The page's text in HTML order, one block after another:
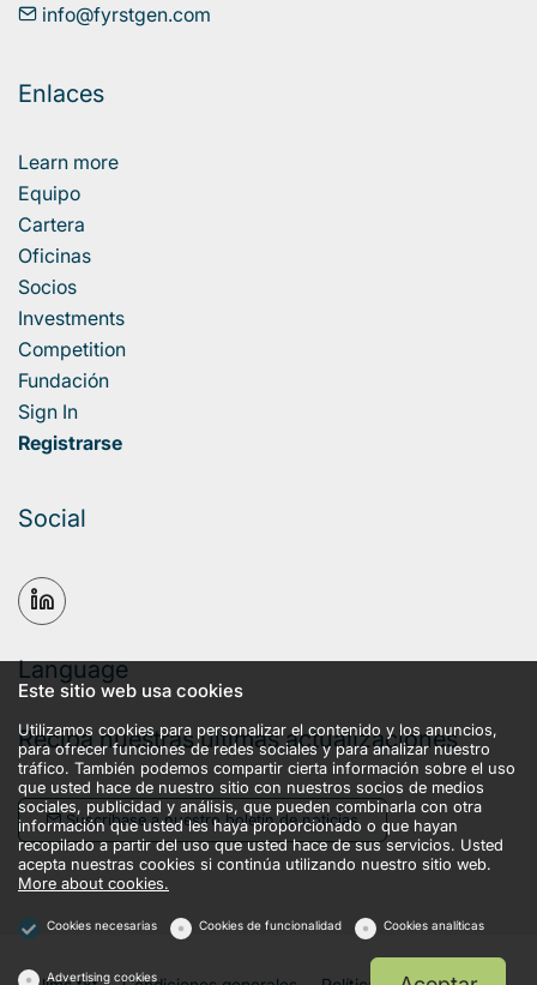
info@fyrstgen.com
Enlaces
Learn more
Equipo
Cartera
Oficinas
Socios
Investments
Competition
Fundación
Sign In
Registrarse
Social
Language
Reciba nuestras últimas actualizaciones
Suscríbase a nuestro boletín de noticias
Este sitio web usa cookies
Utilizamos cookies para personalizar el contenido y los anuncios,
para ofrecer funciones de redes sociales y para analizar nuestro
tráfico. También podemos compartir cierta información sobre el uso
que usted hace de nuestro sitio con nuestros socios de medios
sociales, publicidad y análisis, que pueden combinarla con otra
información que usted les haya proporcionado o que hayan
recopilado a partir del uso que usted hace de sus servicios. Usted
acepta nuestras cookies si continúa utilizando nuestro sitio web.
More about cookies.
Cookies necesarias Cookies de funcionalidad Cookies analíticas
Advertising cookies